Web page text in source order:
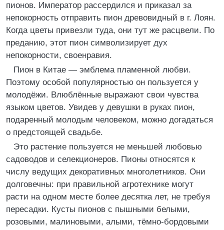
пионов. Император рассердился и приказал за
непокорность отправить пион древовидный в г. Лоян.
Когда цветы привезли туда, они тут же расцвели. По
преданию, этот пион символизирует дух
непокорности, своенравия.
Пион в Китае ― эмблема пламенной любви.
Поэтому особой популярностью он пользуется у
молодёжи. Влюблённые выражают свои чувства
языком цветов. Увидев у девушки в руках пион,
подаренный молодым человеком, можно догадаться
о предстоящей свадьбе.
Это растение пользуется не меньшей любовью
садоводов и селекционеров. Пионы относятся к
числу ведущих декоративных многолетников. Они
долговечны: при правильной агротехнике могут
расти на одном месте более десятка лет, не требуя
пересадки. Кусты пионов с пышными белыми,
розовыми, малиновыми, алыми, тёмно-бордовыми